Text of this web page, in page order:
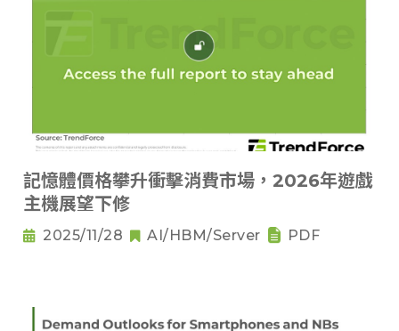
記憶體價格攀升衝擊消費市場，2026年遊戲
主機展望下修
2025/11/28 AI/HBM/Server PDF